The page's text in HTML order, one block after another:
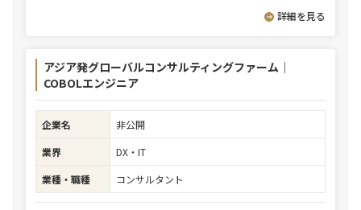
詳細を見る
アジア発グローバルコンサルティングファーム｜
COBOLエンジニア
企業名
非公開
業界
DX・IT
業種・職種
コンサルタント